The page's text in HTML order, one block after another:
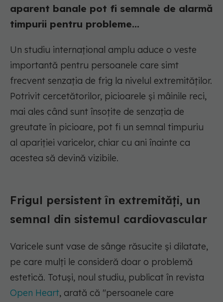
aparent banale pot fi semnale de alarmă
timpurii pentru probleme...
Un studiu internațional amplu aduce o veste
importantă pentru persoanele care simt
frecvent senzația de frig la nivelul extremităților.
Potrivit cercetătorilor, picioarele și mâinile reci,
mai ales când sunt însoțite de senzația de
greutate în picioare, pot fi un semnal timpuriu
al apariției varicelor, chiar cu ani înainte ca
acestea să devină vizibile.
Frigul persistent în extremități, un
semnal din sistemul cardiovascular
Varicele sunt vase de sânge răsucite și dilatate,
pe care mulți le consideră doar o problemă
estetică. Totuși, noul studiu, publicat în revista
Open Heart, arată că "persoanele care